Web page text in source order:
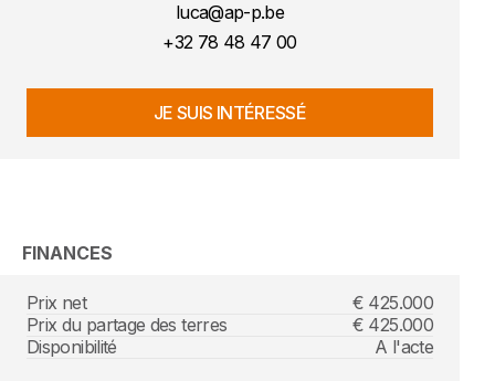
luca@ap-p.be
+32 78 48 47 00
JE SUIS INTÉRESSÉ
FINANCES
Prix net
€ 425.000
Prix du partage des terres
€ 425.000
Disponibilité
A l'acte